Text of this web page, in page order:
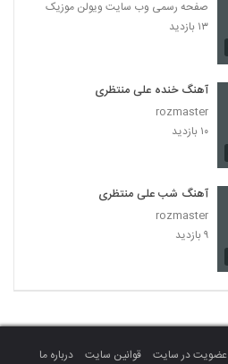
صفحه رسمی وب سایت ویولن موزیک
۱۳ بازدید
آهنگ خنده علی منتظری
rozmaster
۱۰ بازدید
آهنگ شب علی منتظری
rozmaster
۹ بازدید
عضویت در سایت قوانین سایت درباره ما